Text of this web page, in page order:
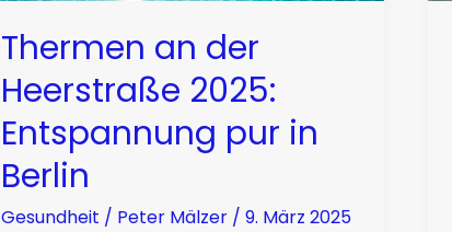
Thermen an der
Heerstraße 2025:
Entspannung pur in
Berlin
Gesundheit / Peter Mälzer /9. März 2025